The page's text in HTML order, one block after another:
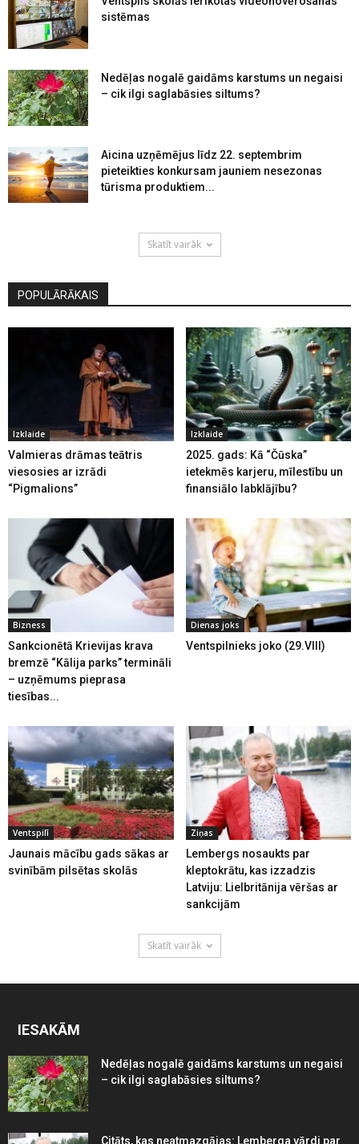
sistēmas
Nedēļas nogalē gaidāms karstums un negaisi
– cik ilgi saglabāsies siltums?
Aicina uzņēmējus līdz 22. septembrim
pieteikties konkursam jauniem nesezonas
tūrisma produktiem...
Skatīt vairāk
POPULĀRĀKAIS
Izklaide
Valmieras drāmas teātris
viesosies ar izrādi
“Pigmalions”
Izklaide
2025. gads: Kā “Čūska”
ietekmēs karjeru, mīlestību un
finansiālo labklājību?
Bizness
Sankcionētā Krievijas krava
bremzē “Kālija parks” termināli
– uzņēmums pieprasa
tiesības...
Dienas joks
Ventspilnieks joko (29.VIII)
Ventspilī
Jaunais mācību gads sākas ar
svinībām pilsētas skolās
Ziņas
Lembergs nosaukts par
kleptokrātu, kas izzadzis
Latviju: Lielbritānija vēršas ar
sankcijām
Skatīt vairāk
IESAKĀM
Nedēļas nogalē gaidāms karstums un negaisi
– cik ilgi saglabāsies siltums?
Citāts, kas neatmazgājas: Lemberga vārdi par